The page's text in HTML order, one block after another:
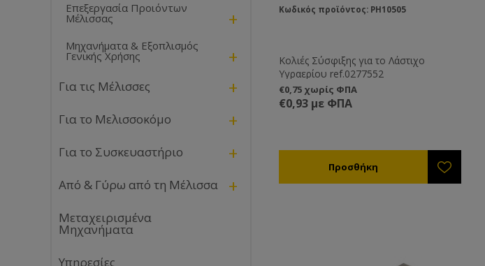
Κωδικός προϊόντος: PH10505
Κολιές Σύσφιξης για το Λάστιχο
Υγραερίου ref.0277552
€0,75 χωρίς ΦΠΑ
€0,93 με ΦΠΑ
Επεξεργασία Προιόντων
Μέλισσας +
Μηχανήματα & Εξοπλισμός
Γενικής Χρήσης +
Για τις Μέλισσες +
Για το Μελισσοκόμο +
Για το Συσκευαστήριο +
Από & Γύρω από τη Μέλισσα +
Μεταχειρισμένα
Μηχανήματα
Υπηρεσίες